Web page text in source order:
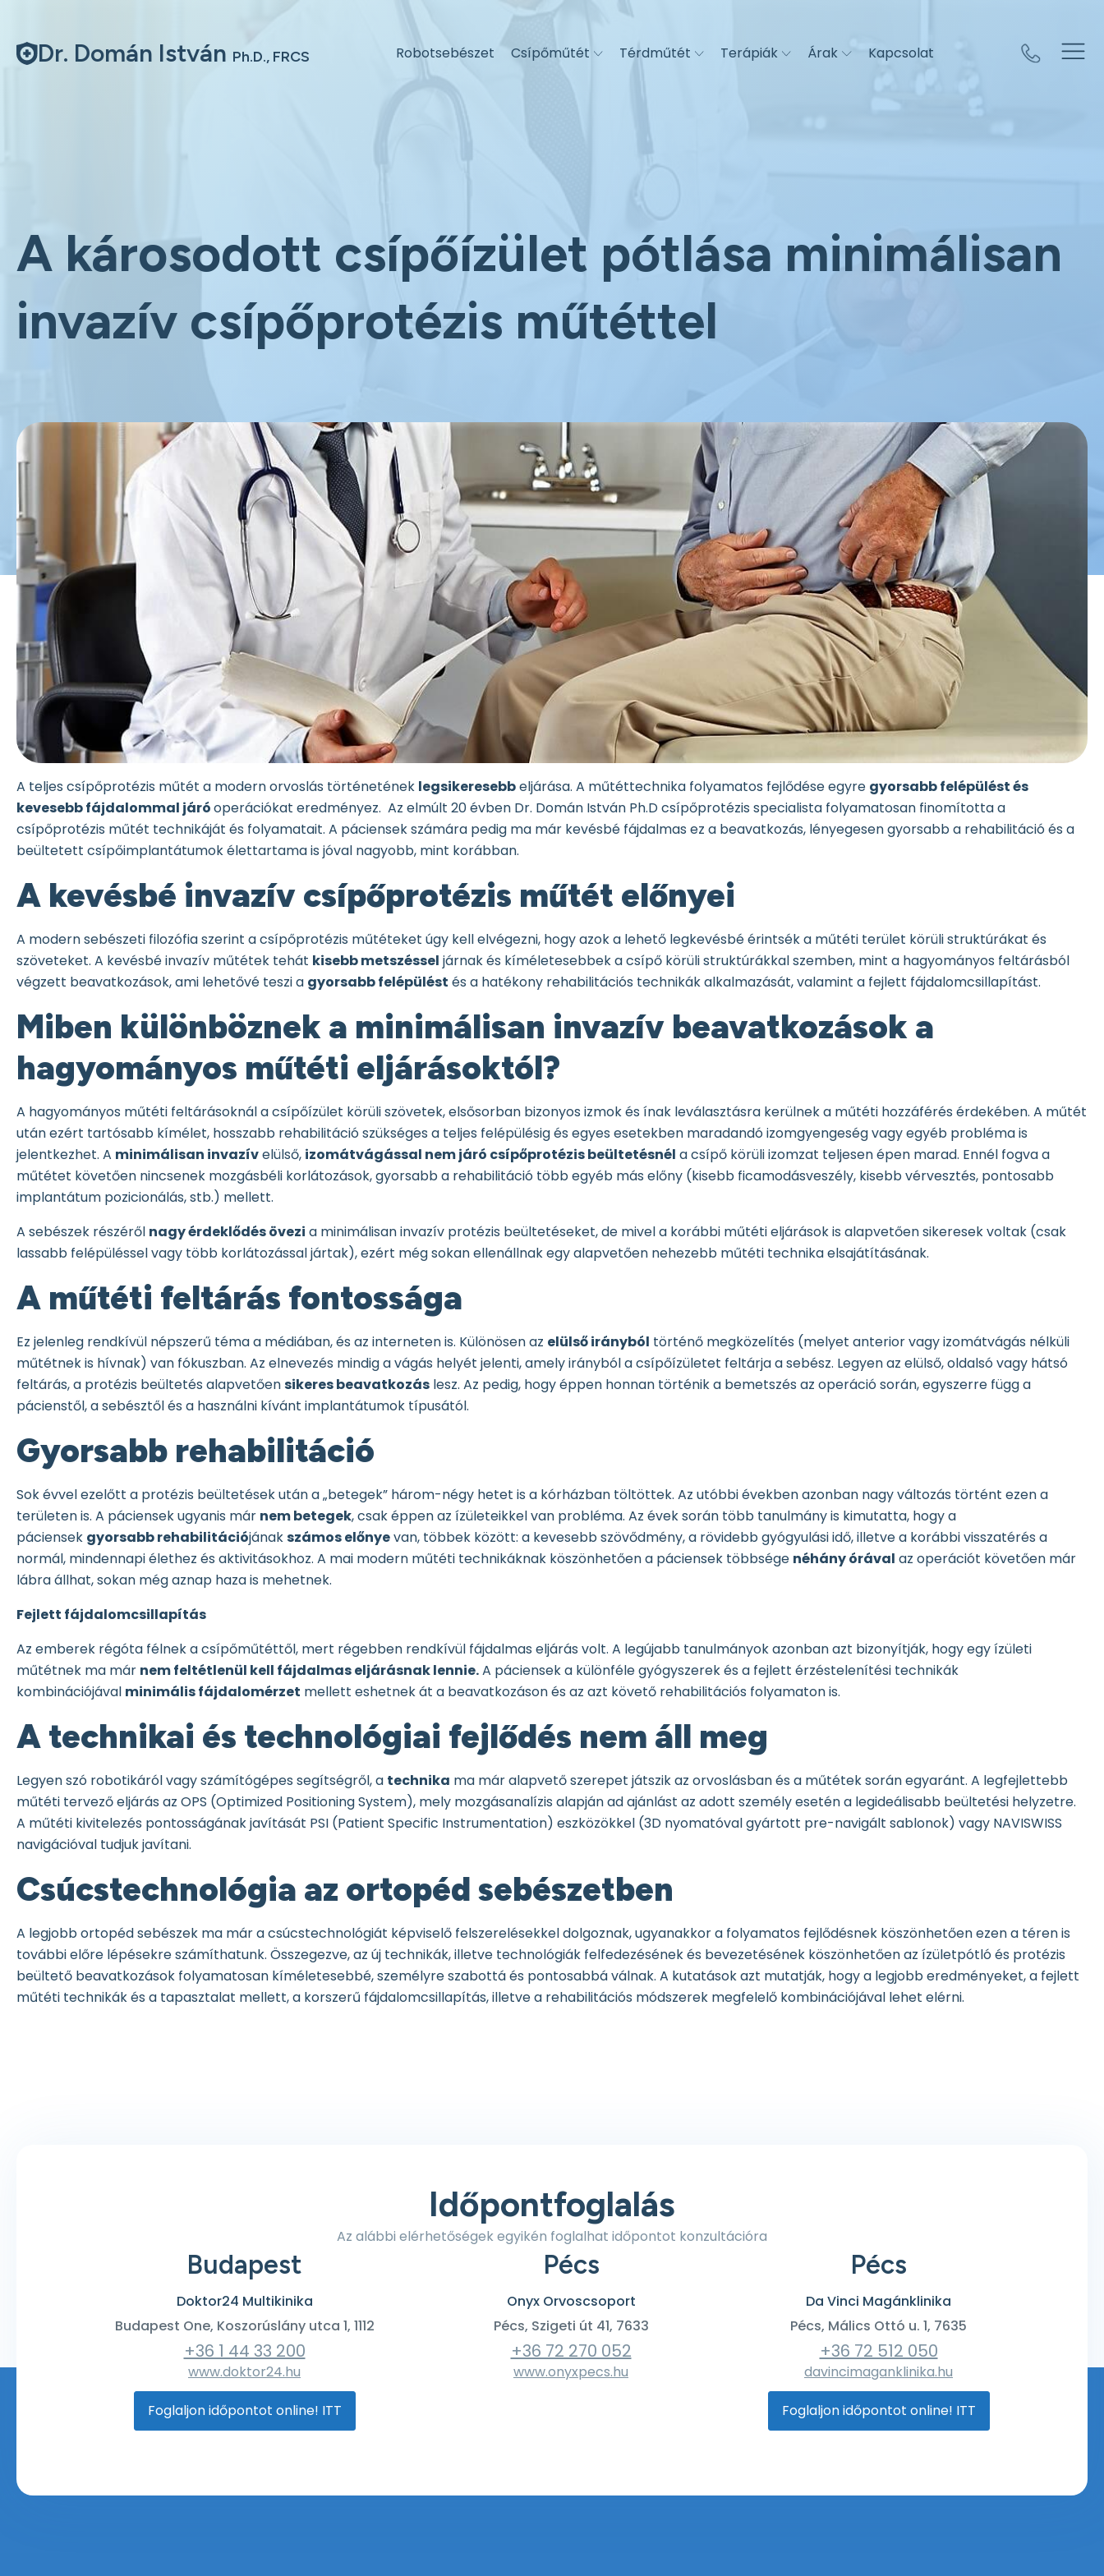
Dr. Domán István Ph.D., FRCS Robotsebészet Csípőműtét Térdműtét Terápiák Árak Kapcsolat
A károsodott csípőízület pótlása minimálisan
invazív csípőprotézis műtéttel
A teljes csípőprotézis műtét a modern orvoslás történetének legsikeresebbeljárása. A műtéttechnika folyamatos fejlődése egyre gyorsabb felépülést és
kevesebb fájdalommal járóoperációkat eredményez. Az elmúlt 20 évben Dr. Domán István Ph.D csípőprotézis specialista folyamatosan finomította a
csípőprotézis műtét technikáját és folyamatait. A páciensek számára pedig ma már kevésbé fájdalmas ez a beavatkozás, lényegesen gyorsabb a rehabilitáció és a
beültetett csípőimplantátumok élettartama is jóval nagyobb, mint korábban.
A kevésbé invazív csípőprotézis műtét előnyei
A modern sebészeti filozófia szerint a csípőprotézis műtéteket úgy kell elvégezni, hogy azok a lehető legkevésbé érintsék a műtéti terület körüli struktúrákat és
szöveteket. A kevésbé invazív műtétek tehát kisebb metszéssel járnak és kíméletesebbek a csípő körüli struktúrákkal szemben, mint a hagyományos feltárásból
végzett beavatkozások, ami lehetővé teszi a gyorsabb felépülést és a hatékony rehabilitációs technikák alkalmazását, valamint a fejlett fájdalomcsillapítást.
Miben különböznek a minimálisan invazív beavatkozások a
hagyományos műtéti eljárásoktól?
A hagyományos műtéti feltárásoknál a csípőízület körüli szövetek, elsősorban bizonyos izmok és ínak leválasztásra kerülnek a műtéti hozzáférés érdekében. A műtét
után ezért tartósabb kímélet, hosszabb rehabilitáció szükséges a teljes felépülésig és egyes esetekben maradandó izomgyengeség vagy egyéb probléma is
jelentkezhet. A minimálisan invazívelülső, izomátvágással nem járó csípőprotézis beültetésnél a csípő körüli izomzat teljesen épen marad. Ennél fogva a
műtétet követően nincsenek mozgásbéli korlátozások, gyorsabb a rehabilitáció több egyéb más előny (kisebb ficamodásveszély, kisebb vérvesztés, pontosabb
implantátum pozicionálás, stb.) mellett.
A sebészek részéről nagy érdeklődés övezi a minimálisan invazív protézis beültetéseket, de mivel a korábbi műtéti eljárások is alapvetően sikeresek voltak (csak
lassabb felépüléssel vagy több korlátozással jártak), ezért még sokan ellenállnak egy alapvetően nehezebb műtéti technika elsajátításának.
A műtéti feltárás fontossága
Ez jelenleg rendkívül népszerű téma a médiában, és az interneten is. Különösen az elülső irányból történő megközelítés (melyet anterior vagy izomátvágás nélküli
műtétnek is hívnak) van fókuszban. Az elnevezés mindig a vágás helyét jelenti, amely irányból a csípőízületet feltárja a sebész. Legyen az elülső, oldalsó vagy hátsó
feltárás, a protézis beültetés alapvetőensikeres beavatkozás lesz. Az pedig, hogy éppen honnan történik a bemetszés az operáció során, egyszerre függ a
pácienstől, a sebésztől és a használni kívánt implantátumok típusától.
Gyorsabb rehabilitáció
Sok évvel ezelőtt a protézis beültetések után a „betegek” három-négy hetet is a kórházban töltöttek. Az utóbbi években azonban nagy változás történt ezen a
területen is. A páciensek ugyanis már nem betegek, csak éppen az ízületeikkel van probléma. Az évek során több tanulmány is kimutatta, hogy a
páciensek gyorsabb rehabilitációjánakszámos előnyevan, többek között: a kevesebb szövődmény, a rövidebb gyógyulási idő, illetve a korábbi visszatérés a
normál, mindennapi élethez és aktivitásokhoz. A mai modern műtéti technikáknak köszönhetően a páciensek többsége néhány órával az operációt követően már
lábra állhat, sokan még aznap haza is mehetnek.
Fejlett fájdalomcsillapítás
Az emberek régóta félnek a csípőműtéttől, mert régebben rendkívül fájdalmas eljárás volt. A legújabb tanulmányok azonban azt bizonyítják, hogy egy ízületi
műtétnek ma már nem feltétlenül kell fájdalmas eljárásnak lennie.A páciensek a különféle gyógyszerek és a fejlett érzéstelenítési technikák
kombinációjával minimális fájdalomérzet mellett eshetnek át a beavatkozáson és az azt követő rehabilitációs folyamaton is.
A technikai és technológiai fejlődés nem áll meg
Legyen szó robotikáról vagy számítógépes segítségről, a technika ma már alapvető szerepet játszik az orvoslásban és a műtétek során egyaránt. A legfejlettebb
műtéti tervező eljárás az OPS (Optimized Positioning System), mely mozgásanalízis alapján ad ajánlást az adott személy esetén a legideálisabb beültetési helyzetre.
A műtéti kivitelezés pontosságának javítását PSI (Patient Specific Instrumentation) eszközökkel (3D nyomatóval gyártott pre-navigált sablonok) vagy NAVISWISS
navigációval tudjuk javítani.
Csúcstechnológia az ortopéd sebészetben
A legjobb ortopéd sebészek ma már a csúcstechnológiát képviselő felszerelésekkel dolgoznak, ugyanakkor a folyamatos fejlődésnek köszönhetően ezen a téren is
további előre lépésekre számíthatunk. Összegezve, az új technikák, illetve technológiák felfedezésének és bevezetésének köszönhetően az ízületpótló és protézis
beültető beavatkozások folyamatosan kíméletesebbé, személyre szabottá és pontosabbá válnak. A kutatások azt mutatják, hogy a legjobb eredményeket, a fejlett
műtéti technikák és a tapasztalat mellett, a korszerű fájdalomcsillapítás, illetve a rehabilitációs módszerek megfelelő kombinációjával lehet elérni.
Időpontfoglalás
Az alábbi elérhetőségek egyikén foglalhat időpontot konzultációra
Budapest
Doktor24 Multikinika
Budapest One, Koszorúslány utca 1, 1112
+36 1 44 33 200
www.doktor24.hu
Foglaljon időpontot online! ITT
Pécs
Onyx Orvoscsoport
Pécs, Szigeti út 41, 7633
+36 72 270 052
www.onyxpecs.hu
Pécs
Da Vinci Magánklinika
Pécs, Málics Ottó u. 1, 7635
+36 72 512 050
davincimaganklinika.hu
Foglaljon időpontot online! ITT